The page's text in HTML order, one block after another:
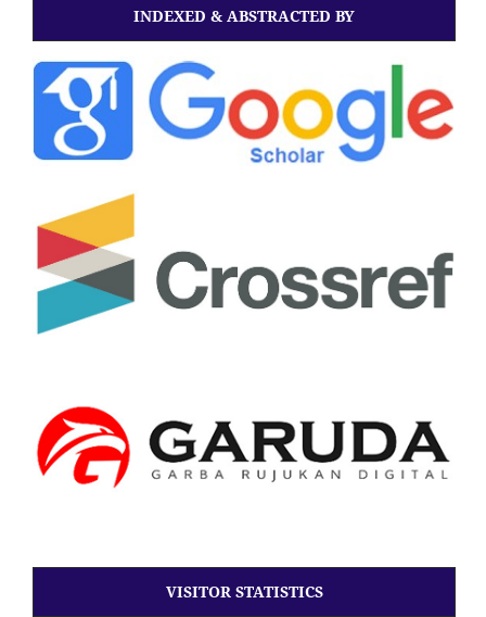
INDEXED & ABSTRACTED BY
VISITOR STATISTICS